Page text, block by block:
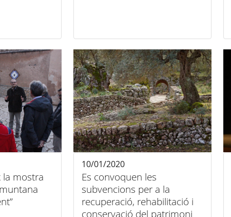
la mostra
Es convoquen les
subvencions per a la
recuperació, rehabilitació i
conservació del patrimoni
10/01/2020